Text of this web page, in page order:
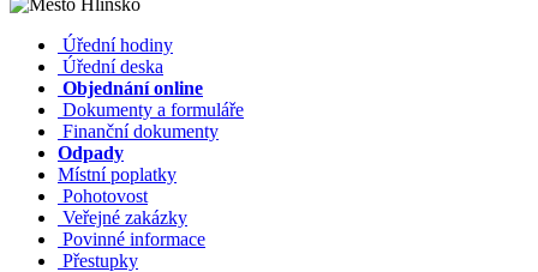
Úřední hodiny
Úřední deska
Objednání online
Dokumenty a formuláře
Finanční dokumenty
Odpady
Místní poplatky
Pohotovost
Veřejné zakázky
Povinné informace
Přestupky